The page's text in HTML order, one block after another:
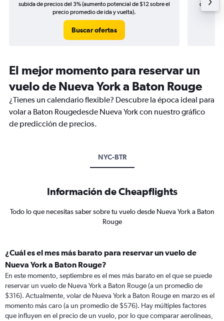
subida de precios del 3% (aumento potencial de $12 sobre el
precio promedio de ida y vuelta).
Buscar ofertas
de
El mejor momento para reservar un
vuelo de Nueva York a Baton Rouge
¿Tienes un calendario flexible? Descubre la época ideal para
volar a Baton Rougedesde Nueva York con nuestro gráfico
de predicción de precios.
NYC-BTR
Información de Cheapflights
Todo lo que necesitas saber sobre tu vuelo desde Nueva York a Baton
Rouge
¿Cuál es el mes más barato para reservar un vuelo de
Nueva York a Baton Rouge?
En este momento, septiembre es el mes más barato en el que se puede
reservar un vuelo de Nueva York a Baton Rouge (a un promedio de
$316). Actualmente, volar de Nueva York a Baton Rouge en marzo es el
momento más caro (a un promedio de $576). Hay múltiples factores
que influyen en el precio de un vuelo, por lo que comparar aerolíneas,